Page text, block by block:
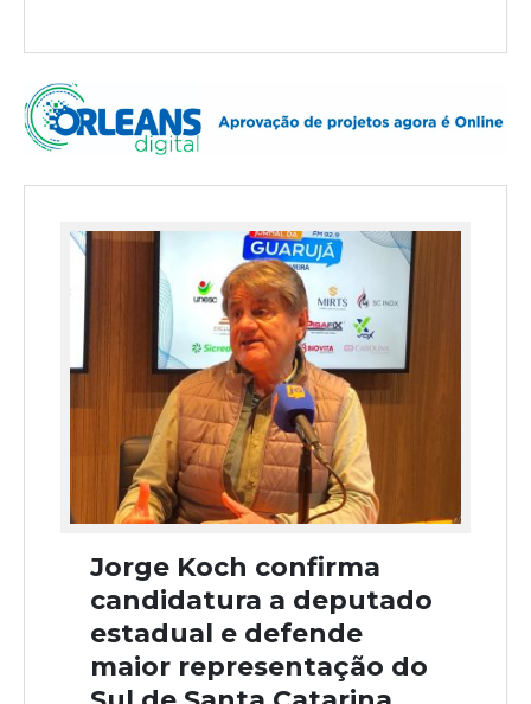
Jorge Koch confirma
candidatura a deputado
estadual e defende
maior representação do